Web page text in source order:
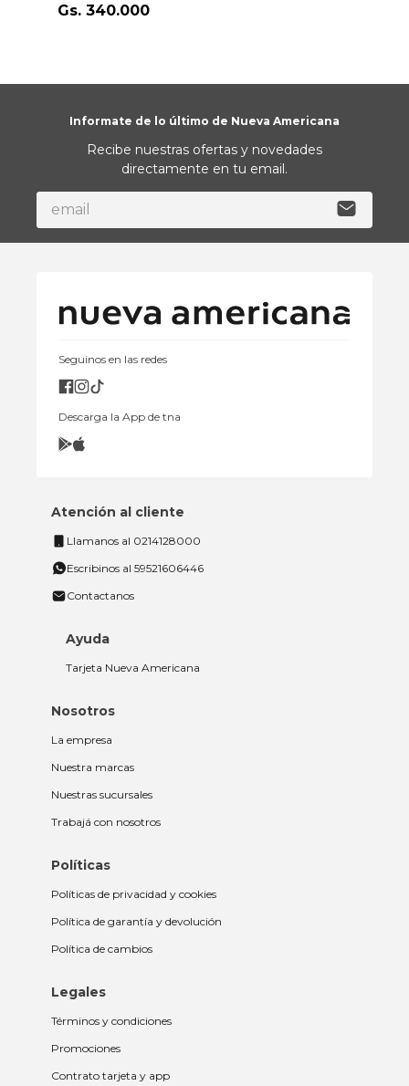
Gs. 340.000
Informate de lo último de Nueva Americana
Recibe nuestras ofertas y novedades
directamente en tu email.
Seguinos en las redes
Descarga la App de tna
Atención al cliente
Llamanos al 0214128000
Escribinos al 59521606446
Contactanos
Ayuda
Tarjeta Nueva Americana
Nosotros
La empresa
Nuestra marcas
Nuestras sucursales
Trabajá con nosotros
Políticas
Políticas de privacidad y cookies
Política de garantía y devolución
Política de cambios
Legales
Términos y condiciones
Promociones
Contrato tarjeta y app